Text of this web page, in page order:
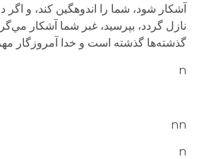
آشكار شود، شما را اندوهگين كند، و اگر
نازل گردد، بپرسيد، غبر شما آشكار
گذشته‌ها گذشته است و خدا آمروزگار
n
nn
n